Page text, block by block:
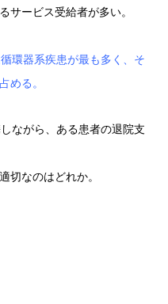
サービス受給者が多い。
器系疾患が最も多く、そ
める。
ながら、ある患者の退院支
切なのはどれか。